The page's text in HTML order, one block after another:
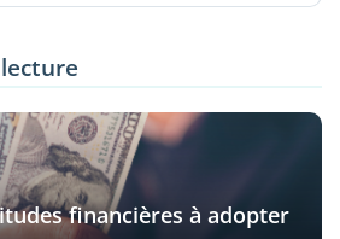
financières à adopter